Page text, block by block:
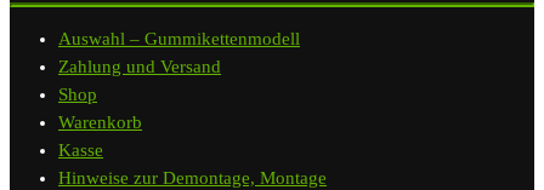
Auswahl – Gummikettenmodell
Zahlung und Versand
Shop
Warenkorb
Kasse
Hinweise zur Demontage, Montage